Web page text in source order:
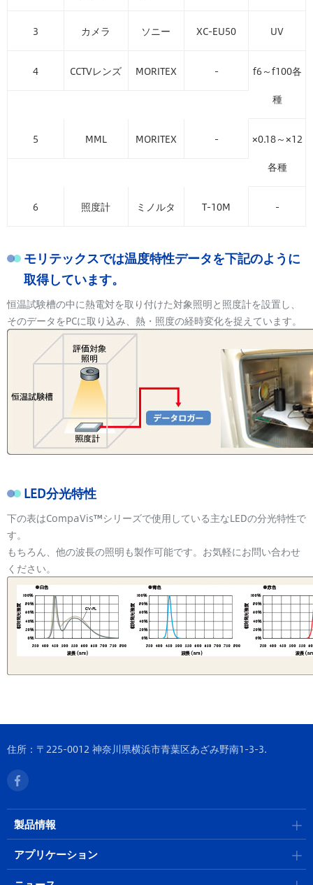
3 カメラ ソニー XC-EU50 UV
4 CCTVレンズ MORITEX -
f6～f100各
種
5 MML MORITEX -
×0.18～×12
各種
6 照度計 ミノルタ T-10M -
モリテックスでは温度特性データを下記のように
取得しています。
恒温試験槽の中に熱電対を取り付けた対象照明と照度計を設置し、
そのデータをPCに取り込み、熱・照度の経時変化を捉えています。
LED分光特性
下の表はCompaVis™シリーズで使用している主なLEDの分光特性で
す。
もちろん、他の波長の照明も製作可能です。お気軽にお問い合わせ
ください。
住所：〒225-0012 神奈川県横浜市青葉区あざみ野南1-3-3.
製品情報
アプリケーション